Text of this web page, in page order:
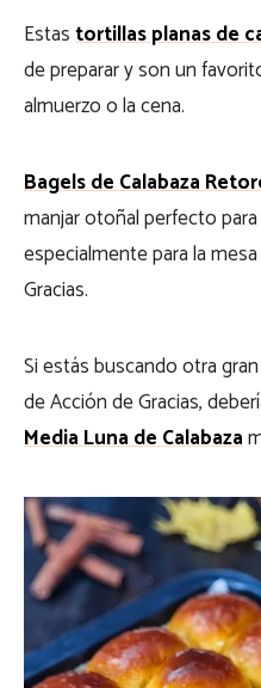
Estastortillas planas de
de preparar y son un
almuerzo o la cena.
Bagels de Calabaza
manjar otoñal perfecto
especialmente para la
Gracias.
Si estás buscando otra
de Acción de Gracias,
Media Luna de Calabaza